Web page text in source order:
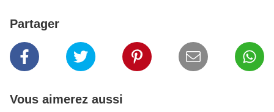
Partager
Vous aimerez aussi